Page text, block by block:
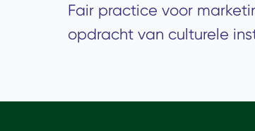
Fair practice voor
opdracht van culturele